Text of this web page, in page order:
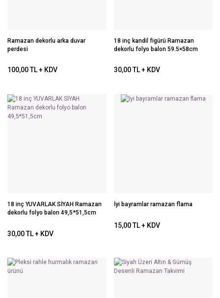
Ramazan dekorlu arka duvar
perdesi
100,00 TL + KDV
18 inç kandil figürü Ramazan
dekorlu folyo balon 59.5×58cm
30,00 TL + KDV
18 inç YUVARLAK SİYAH Ramazan
dekorlu folyo balon 49,5*51,5cm
30,00 TL + KDV
İyi bayramlar ramazan flama
15,00 TL + KDV